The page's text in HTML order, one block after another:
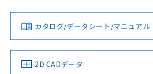
ダウンロードデータをご利用いただく前に
みください。
ソフトウェアの使用条件
対応済み
中国 RoHS 注意事項・凡例
LR型式承認
（イギリス
船舶規格）
DNV型式承認
（ノルウェー
BV型
（フ
カタログ/データシート/マニュアル
2D CADデータ